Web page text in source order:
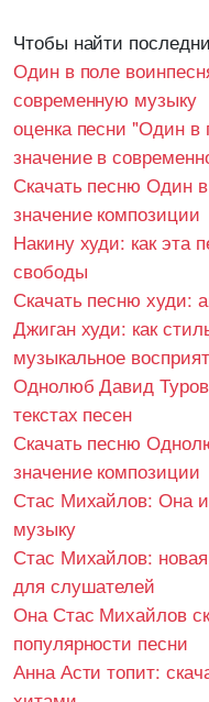
Чтобы найти
Один в поле
современную музыку
оценка песни "Один
значение в
Скачать песню Один
значение композиции
Накину худи: как эта
свободы
Скачать песню худи:
Джиган худи: как
музыкальное
Однолюб Давид
текстах песен
Скачать песню
значение композиции
Стас Михайлов: Она
музыку
Стас Михайлов:
для слушателей
Она Стас Михайлов
популярности песни
Анна Асти топит: